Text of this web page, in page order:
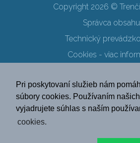
Pri poskytovaní služieb nám
súbory cookies. Používaním
vyjadrujete súhlas s naším
cookies.
Copyright 2026 ©
Správca obsahu
Technický
Cookies - viac
Ochrana osobných
SK EN DE